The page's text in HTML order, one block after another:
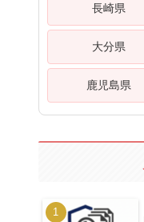
長崎県
大分県
鹿児島県